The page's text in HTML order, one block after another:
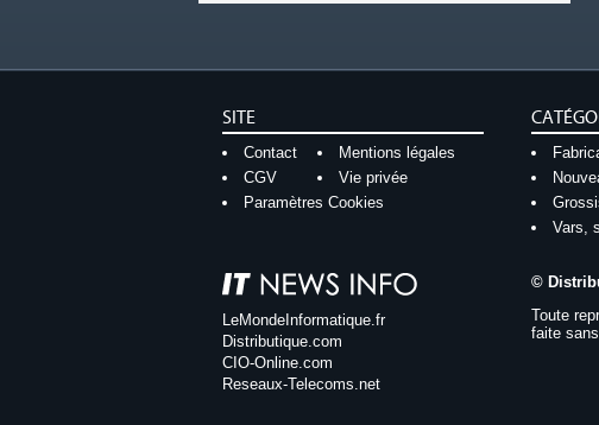
SITE
Contact
Mentions légales
CGV
Vie privée
Paramètres Cookies
Vars,
LeMondeInformatique.fr
Distributique.com
CIO-Online.com
Reseaux-Telecoms.net
©
Toute
faite